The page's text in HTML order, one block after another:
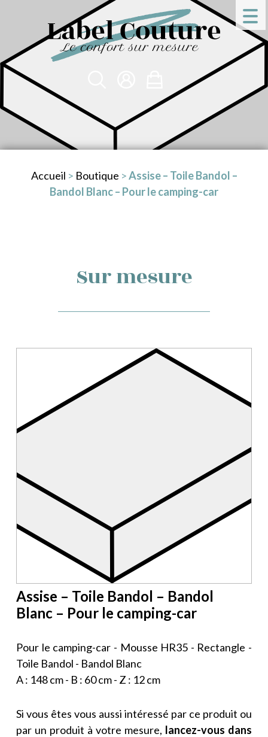
Accueil > Boutique >Assise – Toile Bandol –
Bandol Blanc – Pour le camping-car
Sur mesure
Assise – Toile Bandol – Bandol
Blanc – Pour le camping-car
Pour le camping-car - Mousse HR35 - Rectangle -
Toile Bandol - Bandol Blanc
A : 148 cm - B : 60 cm - Z : 12 cm
Si vous êtes vous aussi intéressé par ce produit ou
par un produit à votre mesure, lancez-vous dans